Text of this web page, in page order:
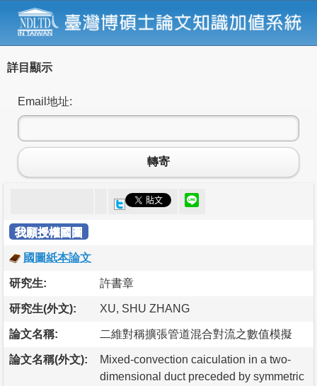
詳目顯示
Email地址:
轉寄
我願授權國圖
國圖紙本論文
研究生: 許書章
研究生(外文): XU, SHU ZHANG
論文名稱: 二維對稱擴張管道混合對流之數值模擬
論文名稱(外文):
Mixed-convection caiculation in a two-
dimensional duct preceded by symmetric